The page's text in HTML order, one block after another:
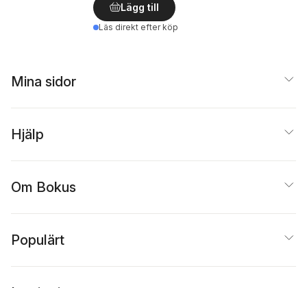
Lägg till
Läs direkt efter köp
Mina sidor
Hjälp
Om Bokus
Populärt